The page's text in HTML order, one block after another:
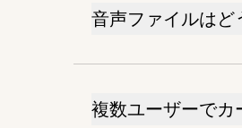
音声ファイルはど
複数ユーザーでカ